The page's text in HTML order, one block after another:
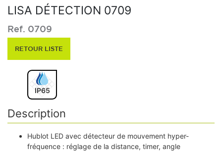
LISA DÉTECTION 0709
Ref. 0709
RETOUR LISTE
IP65
Description
Hublot LED avec détecteur de mouvement hyper-
fréquence : réglage de la distance, timer, angle